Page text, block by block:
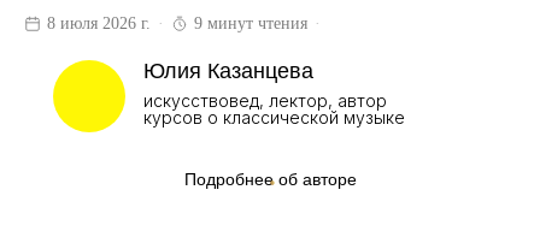
8 июля 2026 г. 9 минут чтения
Юлия Казанцева
искусствовед, лектор, автор
курсов о классической музыке
Подробнее об авторе